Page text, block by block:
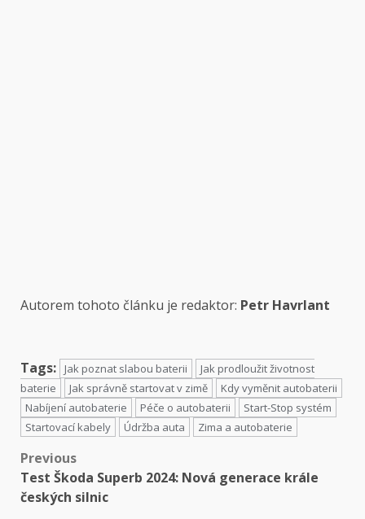
Autorem tohoto článku je redaktor: Petr Havrlant
Tags: Jak poznat slabou baterii
Jak prodloužit životnost
baterie
Jak správně startovat v zimě
Kdy vyměnit autobaterii
Nabíjení autobaterie
Péče o autobaterii
Start-Stop systém
Startovací kabely
Údržba auta Zima a autobaterie
Previous
Test Škoda Superb 2024: Nová generace krále
českých silnic